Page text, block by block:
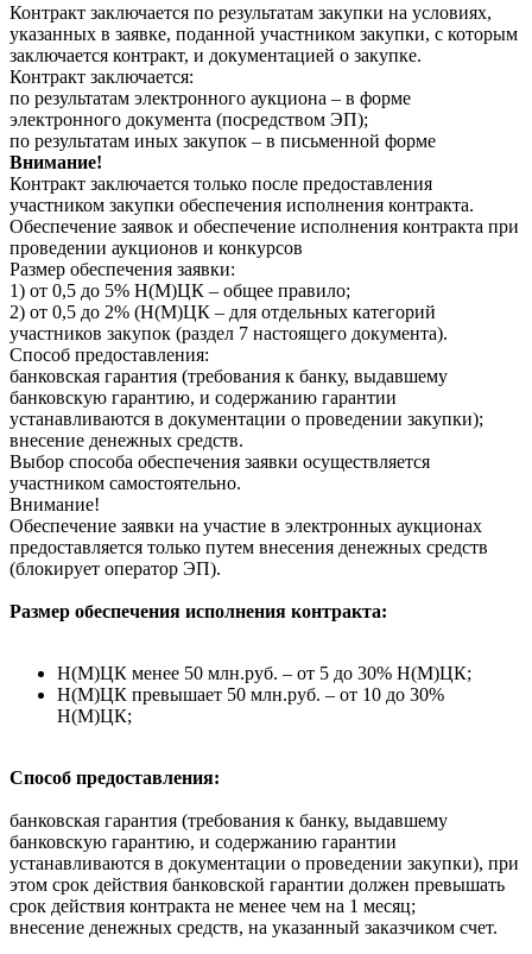
Контракт заключается по результатам закупки на условиях,
указанных в заявке, поданной участником закупки, с которым
заключается контракт, и документацией о закупке.
Контракт заключается:
по результатам электронного аукциона – в форме
электронного документа (посредством ЭП);
по результатам иных закупок – в письменной форме
Внимание!
Контракт заключается только после предоставления
участником закупки обеспечения исполнения контракта.
Обеспечение заявок и обеспечение исполнения контракта при
проведении аукционов и конкурсов
Размер обеспечения заявки:
1) от 0,5 до 5% Н(М)ЦК – общее правило;
2) от 0,5 до 2% (Н(М)ЦК – для отдельных категорий
участников закупок (раздел 7 настоящего документа).
Способ предоставления:
банковская гарантия (требования к банку, выдавшему
банковскую гарантию, и содержанию гарантии
устанавливаются в документации о проведении закупки);
внесение денежных средств.
Выбор способа обеспечения заявки осуществляется
участником самостоятельно.
Внимание!
Обеспечение заявки на участие в электронных аукционах
предоставляется только путем внесения денежных средств
(блокирует оператор ЭП).
Размер обеспечения исполнения контракта:
Н(М)ЦК менее 50 млн.руб. – от 5 до 30% Н(М)ЦК;
Н(М)ЦК превышает 50 млн.руб. – от 10 до 30%
Н(М)ЦК;
Способ предоставления:
банковская гарантия (требования к банку, выдавшему
банковскую гарантию, и содержанию гарантии
устанавливаются в документации о проведении закупки), при
этом срок действия банковской гарантии должен превышать
срок действия контракта не менее чем на 1 месяц;
внесение денежных средств, на указанный заказчиком счет.